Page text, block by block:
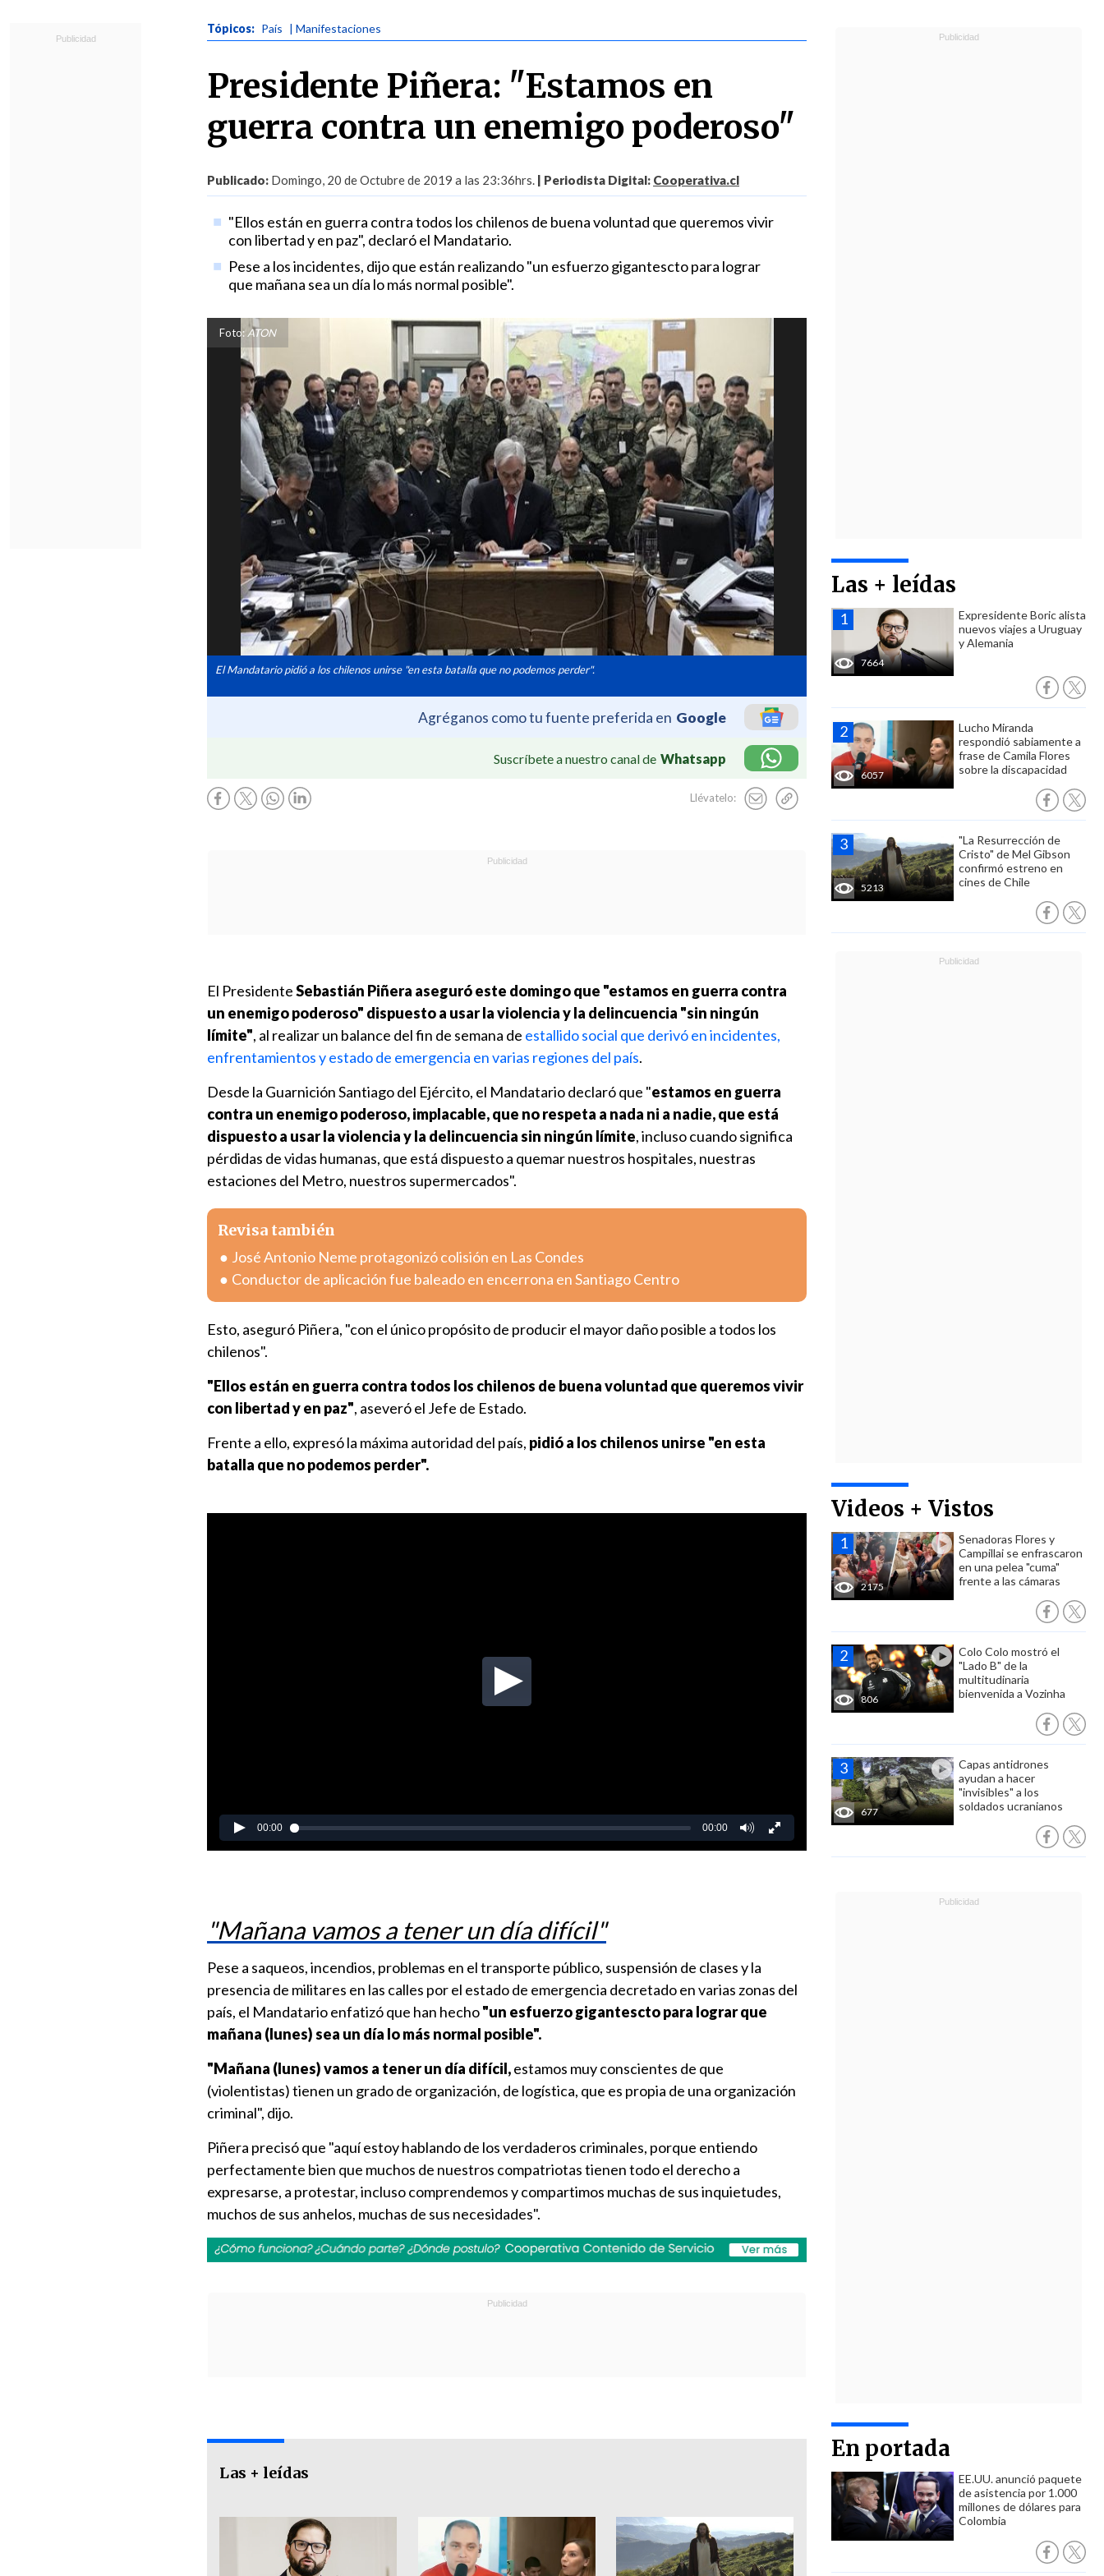
Tópicos: País | Manifestaciones
Presidente Piñera: "Estamos en
guerra contra un enemigo poderoso"
Publicado: Domingo, 20 de Octubre de 2019 a las 23:36hrs. | Periodista Digital: Cooperativa.cl
"Ellos están en guerra contra todos los chilenos de buena voluntad que queremos vivir
con libertad y en paz", declaró el Mandatario.
Pese a los incidentes, dijo que están realizando "un esfuerzo gigantescto para lograr
que mañana sea un día lo más normal posible".
Foto: ATON
El Mandatario pidió a los chilenos unirse "en esta batalla que no podemos perder".
Agréganos como tu fuente preferida en Google
Suscríbete a nuestro canal de Whatsapp
Llévatelo:
Las + leídas
7664
Expresidente Boric alista
nuevos viajes a Uruguay
y Alemania
6057
Lucho Miranda
respondió sabiamente a
frase de Camila Flores
sobre la discapacidad
5213
"La Resurrección de
Cristo" de Mel Gibson
confirmó estreno en
cines de Chile
Videos + Vistos
2175
Senadoras Flores y
Campillai se enfrascaron
en una pelea "cuma"
frente a las cámaras
806
Colo Colo mostró el
"Lado B" de la
multitudinaria
bienvenida a Vozinha
677
Capas antidrones
ayudan a hacer
"invisibles" a los
soldados ucranianos
En portada
EE.UU. anunció paquete
de asistencia por 1.000
millones de dólares para
Colombia
El PresidenteSebastián Piñera aseguró este domingo que "estamos en guerra contra
un enemigo poderoso" dispuesto a usar la violencia y la delincuencia "sin ningún
límite", al realizar un balance del fin de semana de estallido social que derivó en incidentes,
enfrentamientos y estado de emergencia en varias regiones del país.
Desde la Guarnición Santiago del Ejército, el Mandatario declaró que "estamos en guerra
contra un enemigo poderoso, implacable, que no respeta a nada ni a nadie, que está
dispuesto a usar la violencia y la delincuencia sin ningún límite, incluso cuando significa
pérdidas de vidas humanas, que está dispuesto a quemar nuestros hospitales, nuestras
estaciones del Metro, nuestros supermercados".
Revisa también
José Antonio Neme protagonizó colisión en Las Condes
Conductor de aplicación fue baleado en encerrona en Santiago Centro
Esto, aseguró Piñera, "con el único propósito de producir el mayor daño posible a todos los
chilenos".
"Ellos están en guerra contra todos los chilenos de buena voluntad que queremos vivir
con libertad y en paz", aseveró el Jefe de Estado.
Frente a ello, expresó la máxima autoridad del país, pidió a los chilenos unirse "en esta
batalla que no podemos perder".
"Mañana vamos a tener un día difícil"
Pese a saqueos, incendios, problemas en el transporte público, suspensión de clases y la
presencia de militares en las calles por el estado de emergencia decretado en varias zonas del
país, el Mandatario enfatizó que han hecho"un esfuerzo gigantescto para lograr que
mañana (lunes) sea un día lo más normal posible".
"Mañana (lunes) vamos a tener un día difícil,estamos muy conscientes de que
(violentistas) tienen un grado de organización, de logística, que es propia de una organización
criminal", dijo.
Piñera precisó que "aquí estoy hablando de los verdaderos criminales, porque entiendo
perfectamente bien que muchos de nuestros compatriotas tienen todo el derecho a
expresarse, a protestar, incluso comprendemos y compartimos muchas de sus inquietudes,
muchos de sus anhelos, muchas de sus necesidades".
Las + leídas